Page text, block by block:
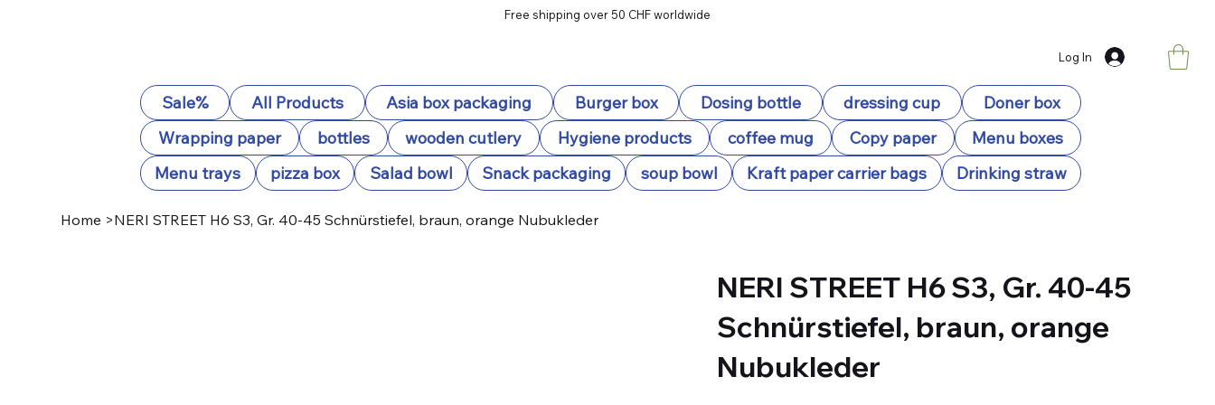
Free shipping over 50 CHF worldwide
Sale% All Products Asia box packaging Burger box Dosing bottle dressing cup
Doner box
Wrapping paper
bottles wooden cutlery Hygiene products coffee mug Copy paper
Menu boxes
Menu trays
pizza box Salad bowl Snack packaging soup bowl Kraft paper carrier bags Drinking straw
Log In
Home >NERI STREET H6 S3, Gr. 40-45 Schnürstiefel, braun, orange Nubukleder
NERI STREET H6 S3, Gr. 40-45
Schnürstiefel, braun, orange
Nubukleder